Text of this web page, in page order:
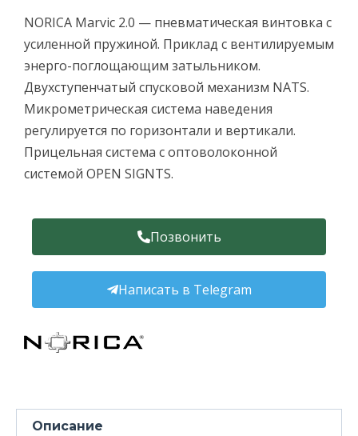
NORICA Marvic 2.0 — пневматическая винтовка с
усиленной пружиной. Приклад с вентилируемым
энерго-поглощающим затыльником.
Двухступенчатый спусковой механизм NATS.
Микрометрическая система наведения
регулируется по горизонтали и вертикали.
Прицельная система с оптоволоконной
системой OPEN SIGNTS.
Позвонить
Написать в Telegram
Описание